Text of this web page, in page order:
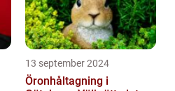
13 september 2024
Öronhåltagning i